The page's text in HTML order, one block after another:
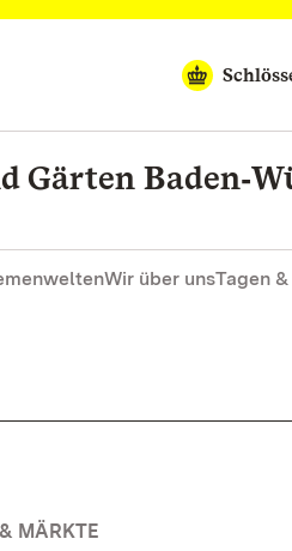
Gärten
Wir über unsTagen
MÄRKTE